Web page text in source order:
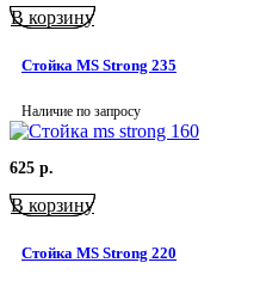
В корзину
Стойка MS Strong 235
Наличие по запросу
625 р.
В корзину
Стойка MS Strong 220